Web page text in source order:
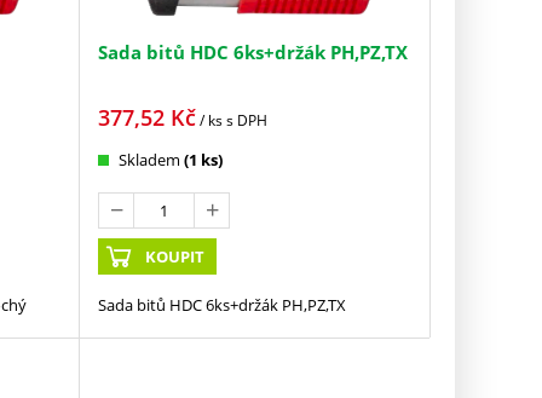
Sada bitů HDC 6ks+držák PH,PZ,TX
377,52 Kč/ kss DPH
Skladem (1 ks)
KOUPIT
Sada bitů HDC 6ks+držák PH,PZ,TX